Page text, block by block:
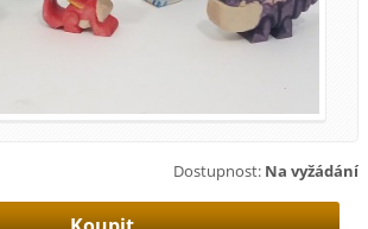
Dostupnost: Na vyžádání